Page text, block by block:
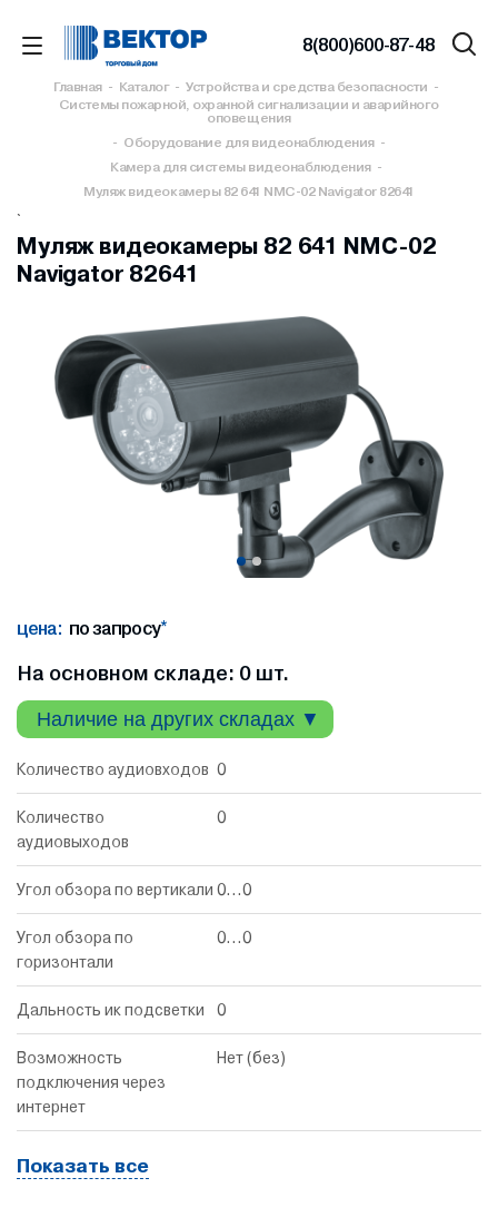
8(800)600-87-48
Главная - Каталог - Устройства и средства безопасности -
Системы пожарной, охранной сигнализации и аварийного
оповещения
- Оборудование для видеонаблюдения -
Камера для системы видеонаблюдения -
Муляж видеокамеры 82 641 NMC-02 Navigator 82641
`
Муляж видеокамеры 82 641 NMC-02
Navigator 82641
цена: по запросу*
На основном складе: 0 шт.
Наличие на других складах ▼
Количество аудиовходов 0
Количество
аудиовыходов
0
Угол обзора по вертикали 0...0
Угол обзора по
горизонтали
0...0
Дальность ик подсветки 0
Возможность
подключения через
интернет
Нет (без)
Показать все